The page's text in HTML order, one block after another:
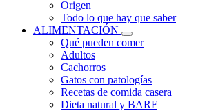
Origen
Todo lo que hay que saber
ALIMENTACIÓN
Qué pueden comer
Adultos
Cachorros
Gatos con patologías
Recetas de comida casera
Dieta natural y BARF